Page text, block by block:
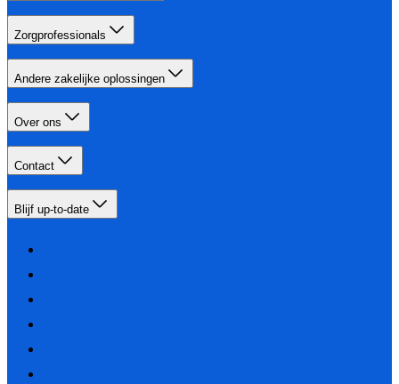
Zorgprofessionals
Andere zakelijke oplossingen
Over ons
Contact
Blijf up-to-date